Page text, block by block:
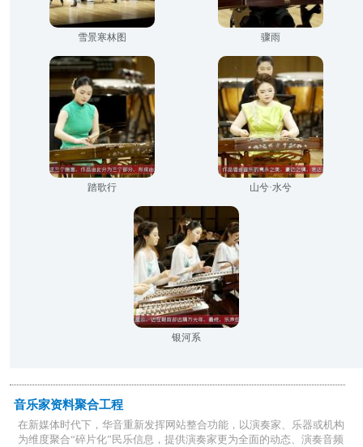
雪景寒林图 骤雨
踏歌行 山兮·水兮
银河系
音乐家资料聚合工程
在新媒体时代下，华音重新发挥网站整合功能，以演奏家、乐器或机构
为维度聚合“碎片化”民乐信息，提供演奏家更为全面的动态、演奏音频